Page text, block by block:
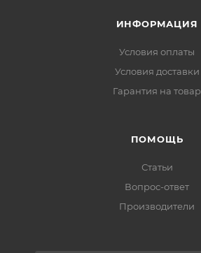
ИНФОРМАЦИЯ
Условия оплаты
Условия доставки
Гарантия на товар
ПОМОЩЬ
Статьи
Вопрос-ответ
Производители